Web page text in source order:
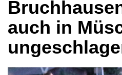
auch in